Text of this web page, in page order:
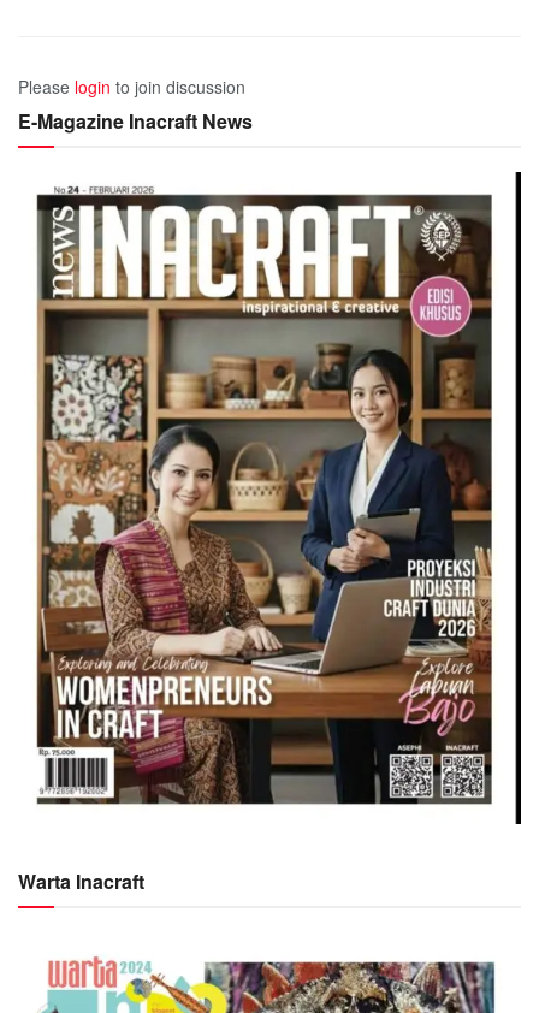
Please login to join discussion
E-Magazine Inacraft News
Warta Inacraft